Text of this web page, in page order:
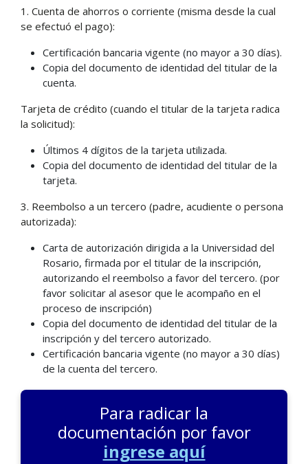
1. Cuenta de ahorros o corriente (misma desde la cual
se efectuó el pago):
Certificación bancaria vigente (no mayor a 30 días).
Copia del documento de identidad del titular de la
cuenta.
Tarjeta de crédito (cuando el titular de la tarjeta radica
la solicitud):
Últimos 4 dígitos de la tarjeta utilizada.
Copia del documento de identidad del titular de la
tarjeta.
3. Reembolso a un tercero (padre, acudiente o persona
autorizada):
Carta de autorización dirigida a la Universidad del
Rosario, firmada por el titular de la inscripción,
autorizando el reembolso a favor del tercero. (por
favor solicitar al asesor que le acompaño en el
proceso de inscripción)
Copia del documento de identidad del titular de la
inscripción y del tercero autorizado.
Certificación bancaria vigente (no mayor a 30 días)
de la cuenta del tercero.
Para radicar la
documentación por favor
ingrese aquí